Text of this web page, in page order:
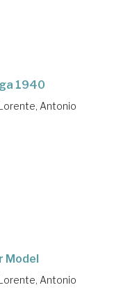
1940
Antonio
Model
Antonio